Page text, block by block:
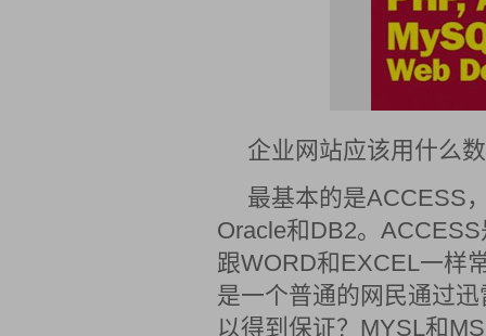
企业网站应该用什么
最基本的是ACCESS
Oracle和DB2。
跟WORD和EXCEL一样
是一个普通的网民通过
以得到保证？MYSL和